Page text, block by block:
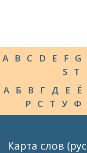
A B C D E F G
S T
А Б В Г Д Е Ё
Р С Т У Ф
Карта слов